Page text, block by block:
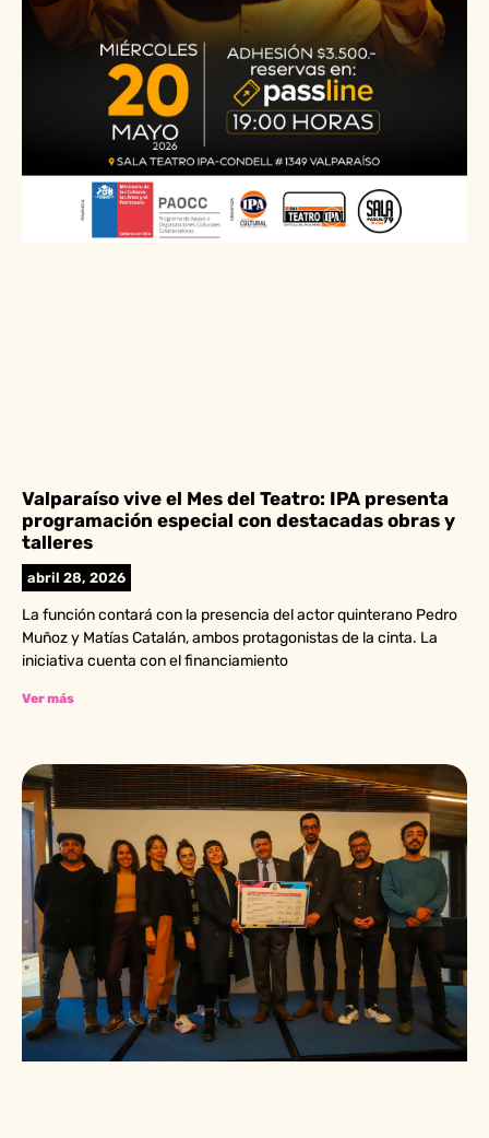
Valparaíso vive el Mes del Teatro: IPA presenta
programación especial con destacadas obras y
talleres
abril 28, 2026
La función contará con la presencia del actor quinterano Pedro
Muñoz y Matías Catalán, ambos protagonistas de la cinta. La
iniciativa cuenta con el financiamiento
Ver más